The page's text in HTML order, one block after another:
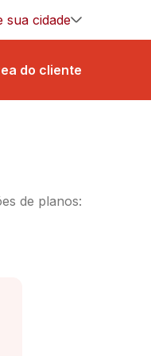
sua cidade
do cliente
de planos: